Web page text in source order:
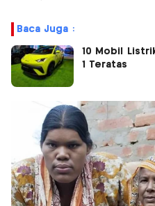
Baca Juga :
10 Mobil
1 Teratas